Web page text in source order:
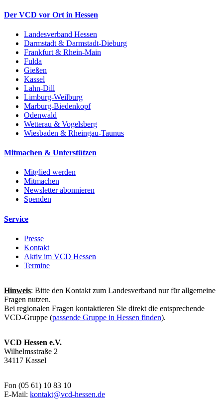
Der VCD vor Ort in Hessen
Landesverband Hessen
Darmstadt & Darmstadt-Dieburg
Frankfurt & Rhein-Main
Fulda
Gießen
Kassel
Lahn-Dill
Limburg-Weilburg
Marburg-Biedenkopf
Odenwald
Wetterau & Vogelsberg
Wiesbaden & Rheingau-Taunus
Mitmachen & Unterstützen
Mitglied werden
Mitmachen
Newsletter abonnieren
Spenden
Service
Presse
Kontakt
Aktiv im VCD Hessen
Termine
Hinweis: Bitte den Kontakt zum Landesverband nur für allgemeine
Fragen nutzen.
Bei regionalen Fragen kontaktieren Sie direkt die entsprechende
VCD-Gruppe (passende Gruppe in Hessen finden).
VCD Hessen e.V.
Wilhelmsstraße 2
34117 Kassel
Fon (05 61) 10 83 10
E-Mail: kontakt@vcd-hessen.de